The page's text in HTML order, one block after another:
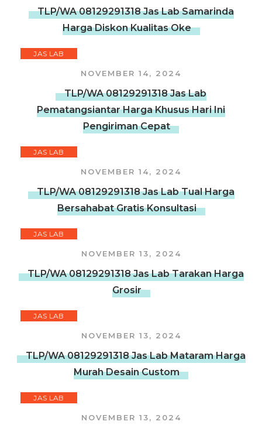
TLP/WA 08129291318 Jas Lab Samarinda
Harga Diskon Kualitas Oke
JAS LAB
NOVEMBER 14, 2024
TLP/WA 08129291318 Jas Lab
Pematangsiantar Harga Khusus Hari Ini
Pengiriman Cepat
JAS LAB
NOVEMBER 14, 2024
TLP/WA 08129291318 Jas Lab Tual Harga
Bersahabat Gratis Konsultasi
JAS LAB
NOVEMBER 13, 2024
TLP/WA 08129291318 Jas Lab Tarakan Harga
Grosir
JAS LAB
NOVEMBER 13, 2024
TLP/WA 08129291318 Jas Lab Mataram Harga
Murah Desain Custom
JAS LAB
NOVEMBER 13, 2024